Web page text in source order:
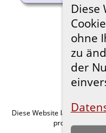
Diese
ohne
zu
der
Diese Website läuft mitThe
programmiert